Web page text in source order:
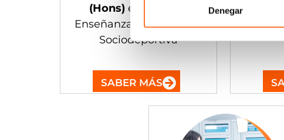
Denegar
(Hons) estudiando
Enseñanza y Animación
Sociodeportiva
SABER MÁS